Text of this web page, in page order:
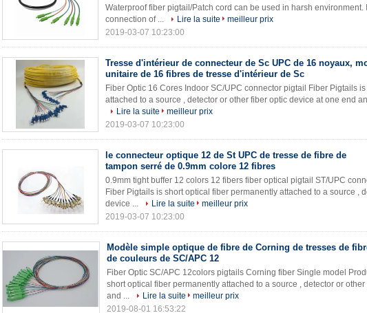
Waterproof fiber pigtail/Patch cord can be used in harsh
connection of ...
Lire la suite
meilleur prix
2019-03-07 10:23:00
Tresse d'intérieur de connecteur de Sc UPC de 16 noyaux,
unitaire de 16 fibres de tresse d'intérieur de Sc
Fiber Optic 16 Cores Indoor SC/UPC connector pigtail Fiber Pigtails
attached to a source , detector or other fiber optic device at one end
Lire la suite
meilleur prix
2019-03-07 10:23:00
le connecteur optique 12 de St UPC de tresse de fibre de
tampon serré de 0.9mm colore 12 fibres
0.9mm tight buffer 12 colors 12 fibers fiber optical pigtail ST/UPC
Fiber Pigtails is short optical fiber permanently attached to a source ,
device ...
Lire la suite
meilleur prix
2019-03-07 10:23:00
Modèle simple optique de fibre de Corning de tresses de
de couleurs de SC/APC 12
Fiber Optic SC/APC 12colors pigtails Corning fiber Single model
short optical fiber permanently attached to a source , detector or
and ...
Lire la suite
meilleur prix
2019-08-01 16:53:22